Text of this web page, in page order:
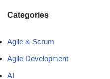
Categories
Agile & Scrum
Agile Development
AI